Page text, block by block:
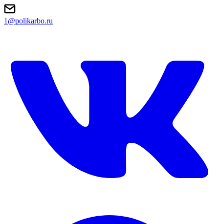
1@polikarbo.ru